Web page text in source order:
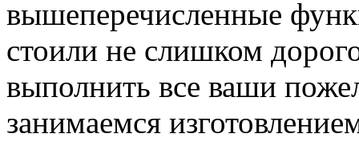
вышеперечисленные
стоили не слишком
выполнить все ваши
занимаемся